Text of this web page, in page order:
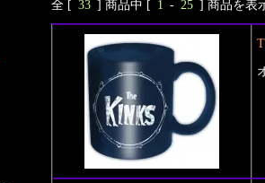
全 [ 33 ] 商品中 [ 1 - 25 ] 商品を表